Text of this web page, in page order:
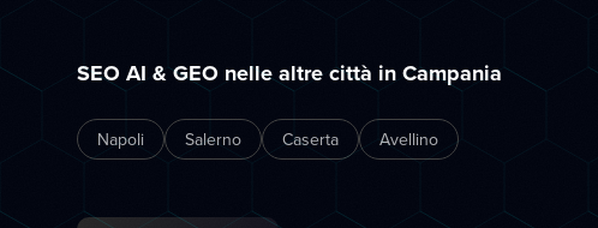
SEO AI & GEO nelle altre città in Campania
Napoli Salerno Caserta Avellino